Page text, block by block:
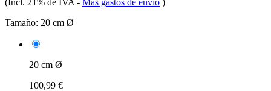
Tamaño: 20 cm Ø
20 cm Ø
100,99 €